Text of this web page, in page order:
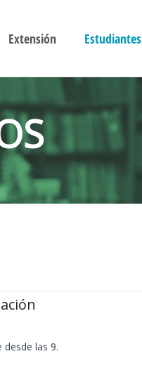
Extensión Estudiantes
las 9.